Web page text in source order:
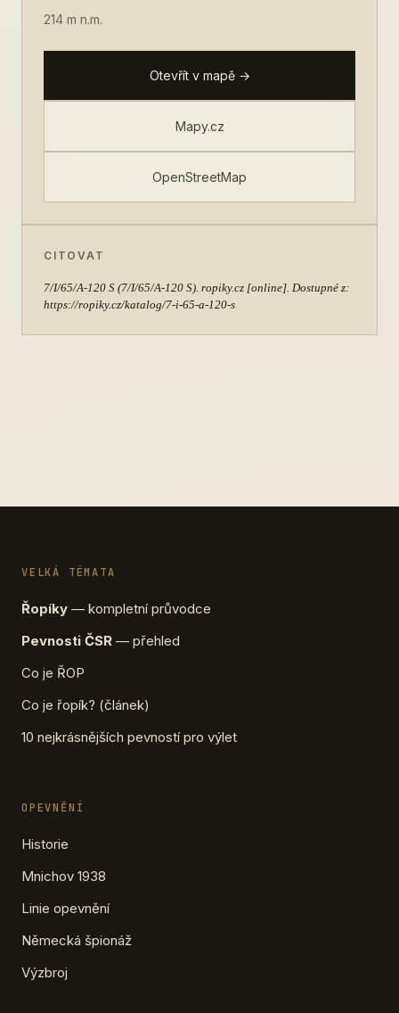
214 m n.m.
Otevřít v mapě →
Mapy.cz
OpenStreetMap
CITOVAT
7/I/65/A-120 S (7/I/65/A-120 S). ropiky.cz [online]. Dostupné z:
https://ropiky.cz/katalog/7-i-65-a-120-s
VELKÁ TÉMATA
Řopíky — kompletní průvodce
Pevnosti ČSR — přehled
Co je ŘOP
Co je řopík? (článek)
10 nejkrásnějších pevností pro výlet
OPEVNĚNÍ
Historie
Mnichov 1938
Linie opevnění
Německá špionáž
Výzbroj